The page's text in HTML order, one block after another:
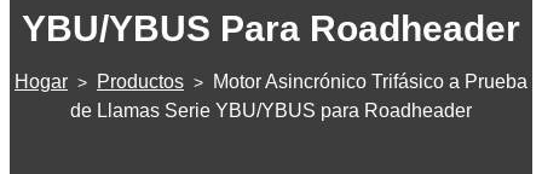
YBU/YBUS Para Roadheader
Hogar > Productos >
Motor Asincrónico Trifásico a Prueba
de Llamas Serie YBU/YBUS para Roadheader